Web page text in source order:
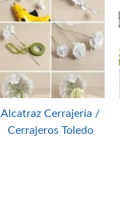
Alcatraz Cerrajería /
Cerrajeros Toledo